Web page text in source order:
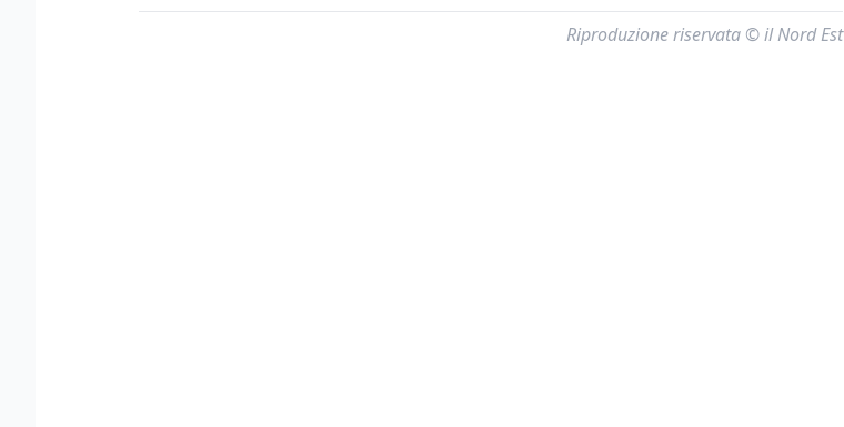
Riproduzione riservata © il Nord Est